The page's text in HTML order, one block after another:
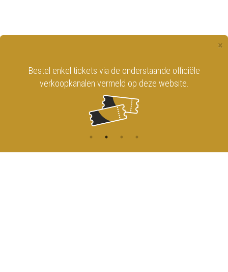
×
Bestel enkel tickets via de onderstaande officiële
verkoopkanalen vermeld op deze website.